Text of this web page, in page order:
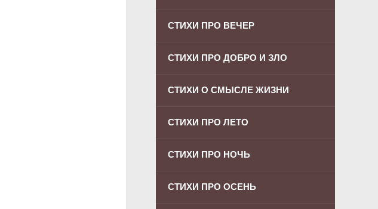
СТИХИ ПРО ВЕЧЕР
СТИХИ ПРО ДОБРО И ЗЛО
СТИХИ О СМЫСЛЕ ЖИЗНИ
СТИХИ ПРО ЛЕТО
СТИХИ ПРО НОЧЬ
СТИХИ ПРО ОСЕНЬ